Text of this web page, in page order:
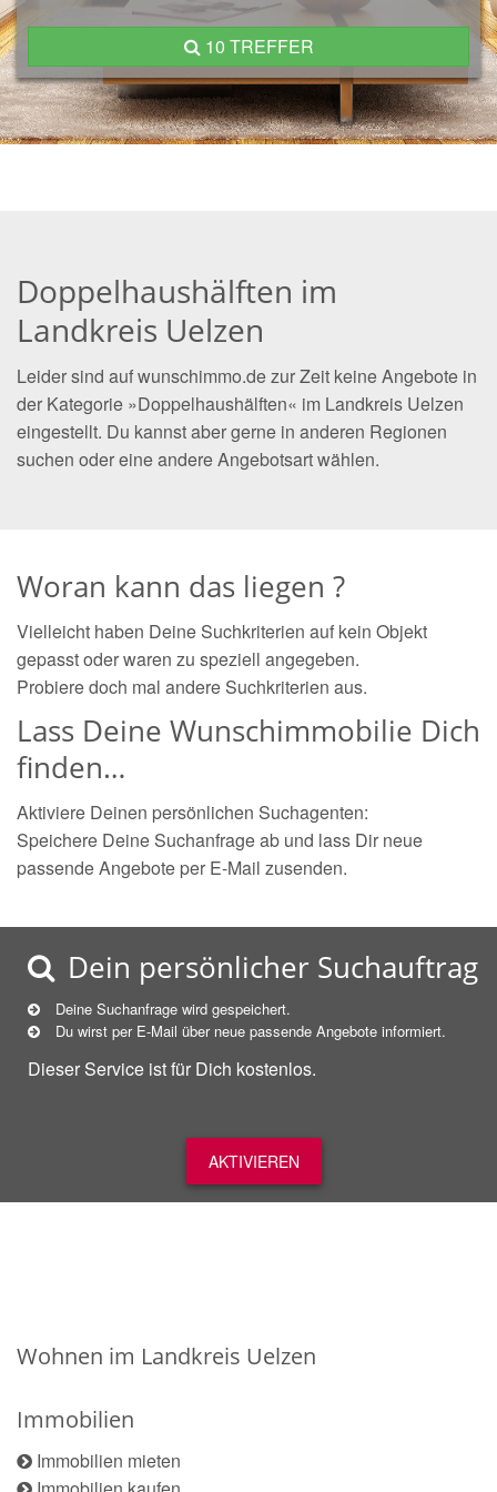
10 TREFFER
Doppelhaushälften im
Landkreis Uelzen
Leider sind auf wunschimmo.de zur Zeit keine Angebote in
der Kategorie »Doppelhaushälften« im Landkreis Uelzen
eingestellt. Du kannst aber gerne in anderen Regionen
suchen oder eine andere Angebotsart wählen.
Woran kann das liegen ?
Vielleicht haben Deine Suchkriterien auf kein Objekt
gepasst oder waren zu speziell angegeben.
Probiere doch mal andere Suchkriterien aus.
Lass Deine Wunschimmobilie Dich
finden…
Aktiviere Deinen persönlichen Suchagenten:
Speichere Deine Suchanfrage ab und lass Dir neue
passende Angebote per E-Mail zusenden.
Dein persönlicher Suchauftrag
Deine Suchanfrage wird gespeichert.
Du wirst per E-Mail über neue passende Angebote informiert.
Dieser Service ist für Dich kostenlos.
AKTIVIEREN
Wohnen im Landkreis Uelzen
Immobilien
Immobilien mieten